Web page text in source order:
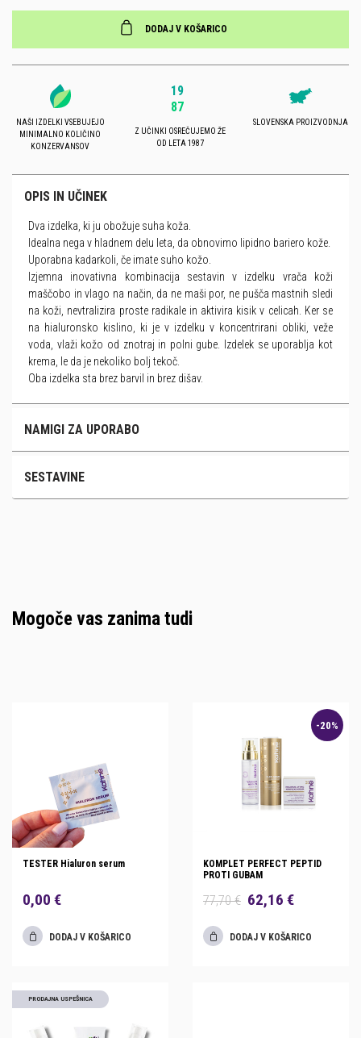
DODAJ V KOŠARICO
NAŠI IZDELKI VSEBUJEJO
MINIMALNO KOLIČINO
KONZERVANSOV
19
87
Z UČINKI OSREČUJEMO ŽE
OD LETA 1987
SLOVENSKA PROIZVODNJA
OPIS IN UČINEK
Dva izdelka, ki ju obožuje suha koža.
Idealna nega v hladnem delu leta, da obnovimo lipidno bariero kože.
Uporabna kadarkoli, če imate suho kožo.
Izjemna inovativna kombinacija sestavin v izdelku vrača koži
maščobo in vlago na način, da ne maši por, ne pušča mastnih sledi
na koži, nevtralizira proste radikale in aktivira kisik v celicah. Ker se
na hialuronsko kislino, ki je v izdelku v koncentrirani obliki, veže
voda, vlaži kožo od znotraj in polni gube. Izdelek se uporablja kot
krema, le da je nekoliko bolj tekoč.
Oba izdelka sta brez barvil in brez dišav.
NAMIGI ZA UPORABO
SESTAVINE
Mogoče vas zanima tudi
TESTER Hialuron serum
0,00 €
DODAJ V KOŠARICO
-20%
KOMPLET PERFECT PEPTID
PROTI GUBAM
77,70 € 62,16 €
DODAJ V KOŠARICO
PRODAJNA USPEŠNICA